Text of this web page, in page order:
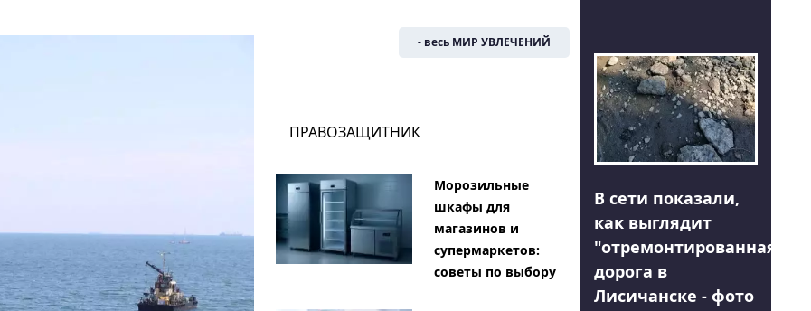
- весь МИР УВЛЕЧЕНИЙ
ПРАВОЗАЩИТНИК
Морозильные
шкафы для
магазинов и
супермаркетов:
советы по выбору
В сети показали,
как выглядит
"отремонтированная"
дорога в
Лисичанске - фото